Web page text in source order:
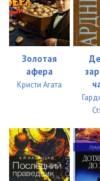
Золотая
афера
Кристи Агата